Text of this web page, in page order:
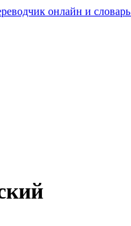
онлайн и словарь